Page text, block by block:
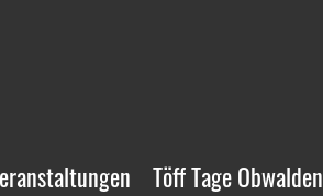
Töff Tage Obwalden